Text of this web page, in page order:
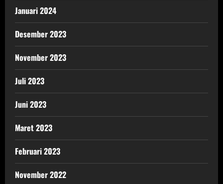
Januari 2024
Desember 2023
November 2023
Juli 2023
Juni 2023
Maret 2023
Februari 2023
November 2022